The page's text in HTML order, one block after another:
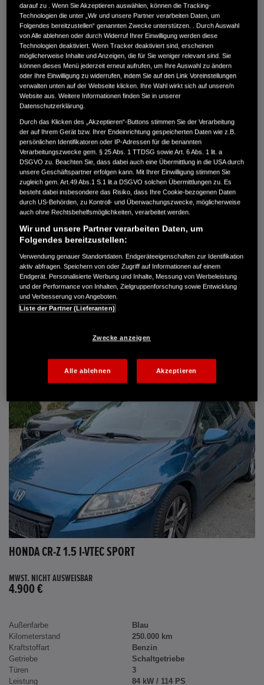
MWST. NICHT AUSWEISBAR
3.900 €
Außenfarbe
crystal black pearl
Kilometerstand
166.000 km
Kraftstoffart
Super
Getriebe
Automatik
Türen
5
Leistung
61 kW / 83 PS
Hubraum
1.339 cm³
Erstzulassung
10.2007
Bauart
Limousine
AUTO HARKE GMBH
Randersweide 59-63
21035 Hamburg
+49 40 735 935 0
DETAILS
HONDA CR-Z 1.5 I-VTEC SPORT
MWST. NICHT AUSWEISBAR
4.900 €
Außenfarbe
Blau
Kilometerstand
250.000 km
Kraftstoffart
Benzin
Getriebe
Schaltgetriebe
Türen
3
Leistung
84 kW / 114 PS
darauf zu . Wenn Sie Akzeptieren auswählen, können die Tracking-
Technologien die unter „Wir und unsere Partner verarbeiten Daten, um
Folgendes bereitzustellen“ genannten Zwecke unterstützen. . Durch Auswahl
von Alle ablehnen oder durch Widerruf Ihrer Einwilligung werden diese
Technologien deaktiviert. Wenn Tracker deaktiviert sind, erscheinen
möglicherweise Inhalte und Anzeigen, die für Sie weniger relevant sind. Sie
können dieses Menü jederzeit erneut aufrufen, um Ihre Auswahl zu ändern
oder Ihre Einwilligung zu widerrufen, indem Sie auf den Link Voreinstellungen
verwalten unten auf der Webseite klicken. Ihre Wahl wirkt sich auf unsere/n
Website aus. Weitere Informationen finden Sie in unserer
Datenschutzerklärung.
Durch das Klicken des „Akzeptieren“-Buttons stimmen Sie der Verarbeitung
der auf Ihrem Gerät bzw. Ihrer Endeinrichtung gespeicherten Daten wie z.B.
persönlichen Identifikatoren oder IP-Adressen für die benannten
Verarbeitungszwecke gem. § 25 Abs. 1 TTDSG sowie Art. 6 Abs. 1 lit. a
DSGVO zu. Beachten Sie, dass dabei auch eine Übermittlung in die USA durch
unsere Geschäftspartner erfolgen kann. Mit Ihrer Einwilligung stimmen Sie
zugleich gem. Art.49 Abs.1 S.1 lit.a DSGVO solchen Übermittlungen zu. Es
besteht dabei insbesondere das Risiko, dass Ihre Cookie-bezogenen Daten
durch US-Behörden, zu Kontroll- und Überwachungszwecke, möglicherweise
auch ohne Rechtsbehelfsmöglichkeiten, verarbeitet werden.
Wir und unsere Partner verarbeiten Daten, um
Folgendes bereitzustellen:
Verwendung genauer Standortdaten. Endgeräteeigenschaften zur Identifikation
aktiv abfragen. Speichern von oder Zugriff auf Informationen auf einem
Endgerät. Personalisierte Werbung und Inhalte, Messung von Werbeleistung
und der Performance von Inhalten, Zielgruppenforschung sowie Entwicklung
und Verbesserung von Angeboten.
Liste der Partner (Lieferanten)
Zwecke anzeigen
Alle ablehnen Akzeptieren